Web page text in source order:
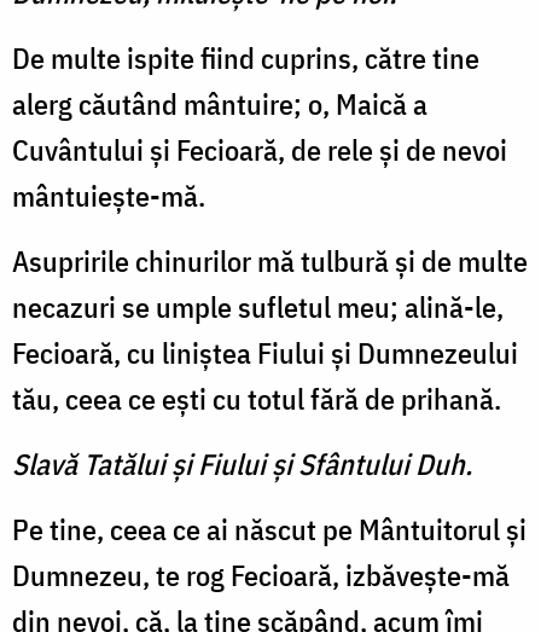
De multe ispite fiind cuprins, către tine
alerg căutând mântuire; o, Maică a
Cuvântului și Fecioară, de rele și de nevoi
mântuiește-mă.
Asupririle chinurilor mă tulbură și de multe
necazuri se umple sufletul meu; alină-le,
Fe­cioară, cu liniștea Fiului și Dumnezeului
tău, ceea ce ești cu totul fără de prihană.
Slavă Tatălui şi Fiului şi Sfântului Duh.
Pe tine, ceea ce ai născut pe Mântuitorul și
Dumnezeu, te rog Fecioară, izbăvește-mă
din nevoi, că, la tine scăpând, acum îmi